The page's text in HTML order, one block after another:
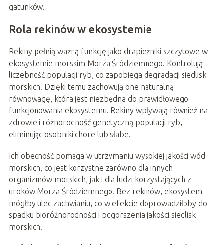
gatunków.
Rola rekinów w ekosystemie
Rekiny pełnią ważną funkcję jako drapieżniki szczytowe w
ekosystemie morskim Morza Śródziemnego. Kontrolują
liczebność populacji ryb, co zapobiega degradacji siedlisk
morskich. Dzięki temu zachowują one naturalną
równowagę, która jest niezbędna do prawidłowego
funkcjonowania ekosystemu. Rekiny wpływają również na
zdrowie i różnorodność genetyczną populacji ryb,
eliminując osobniki chore lub słabe.
Ich obecność pomaga w utrzymaniu wysokiej jakości wód
morskich, co jest korzystne zarówno dla innych
organizmów morskich, jak i dla ludzi korzystających z
uroków Morza Śródziemnego. Bez rekinów, ekosystem
mógłby ulec zachwianiu, co w efekcie doprowadziłoby do
spadku bioróżnorodności i pogorszenia jakości siedlisk
morskich.